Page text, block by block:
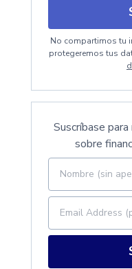
No compartimos tu
protegeremos tus
Suscríbase
sobre